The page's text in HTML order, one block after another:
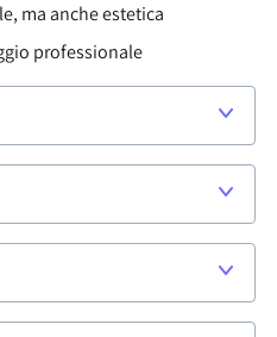
ma anche estetica
professionale